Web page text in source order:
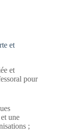
et
et
pour
une
;